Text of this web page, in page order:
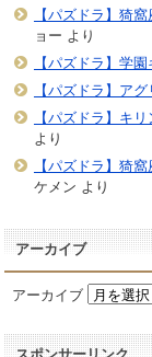
【パズドラ】猗
ョー より
【パズドラ】学
【パズドラ】ア
【パズドラ】キ
より
【パズドラ】猗
ケメン より
アーカイブ
アーカイブ